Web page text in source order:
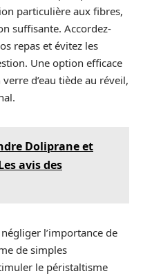
particulière aux fibres,
suffisante. Accordez-
repas et évitez les
Une option efficace
d’eau tiède au réveil,
Doliprane et
avis des
l’importance de
de simples
le péristaltisme